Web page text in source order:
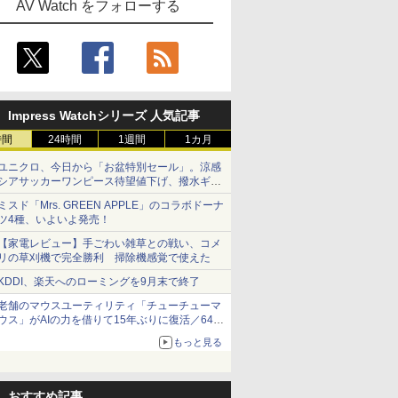
AV Watch をフォローする
Impress Watchシリーズ 人気記事
24時間 1週間 1カ月
ニクロ、今日から「お盆特別セール」。涼感
アサッカーワンピース待望値下げ、撥水ギア
ョーツは1990円に
スド「Mrs. GREEN APPLE」のコラボドーナ
4種、いよいよ発売！
家電レビュー】手ごわい雑草との戦い、コメ
の草刈機で完全勝利 掃除機感覚で使えた
、楽天へのローミングを9月末で終了
舗のマウスユーティリティ「チューチューマ
ス」がAIの力を借りて15年ぶりに復活／64bit
、Windows 10/11、「Chrome」も走り回
。復活記念で2026年末まで500円
もっと見る